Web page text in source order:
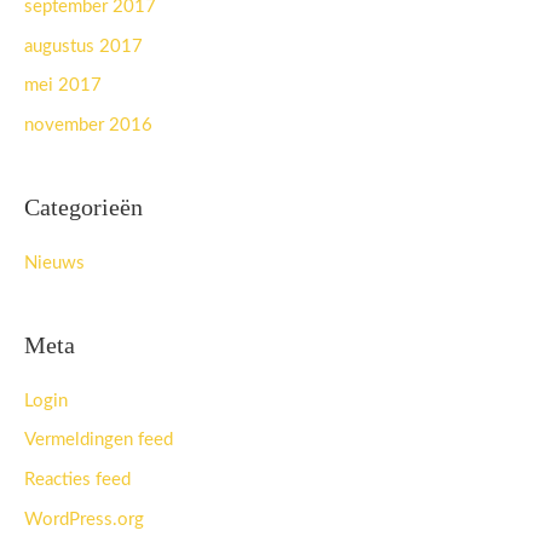
september 2017
augustus 2017
mei 2017
november 2016
Categorieën
Nieuws
Meta
Login
Vermeldingen feed
Reacties feed
WordPress.org